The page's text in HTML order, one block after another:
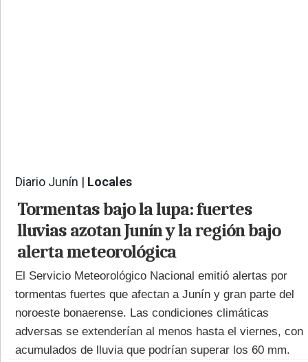
Diario Junín | Locales
Tormentas bajo la lupa: fuertes
lluvias azotan Junín y la región bajo
alerta meteorológica
El Servicio Meteorológico Nacional emitió alertas por
tormentas fuertes que afectan a Junín y gran parte del
noroeste bonaerense. Las condiciones climáticas
adversas se extenderían al menos hasta el viernes, con
acumulados de lluvia que podrían superar los 60 mm.